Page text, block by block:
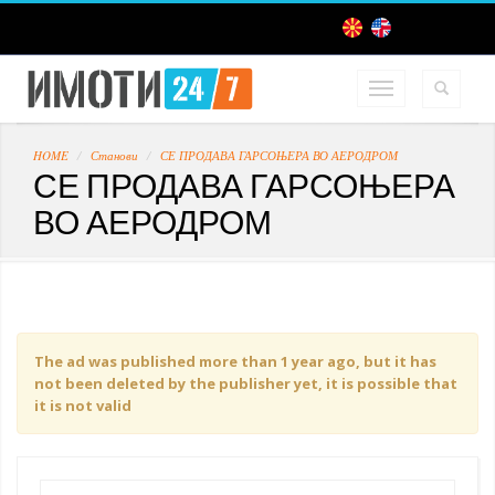
HOME Станови СЕ ПРОДАВА ГАРСОЊЕРА ВО АЕРОДРОМ
СЕ ПРОДАВА ГАРСОЊЕРА
ВО АЕРОДРОМ
The ad was published more than 1 year ago, but it has
not been deleted by the publisher yet, it is possible that
it is not valid